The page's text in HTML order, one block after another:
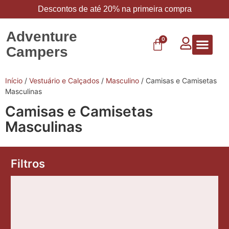
Descontos de até 20% na primeira compra
Adventure
Campers
0
Início / Vestuário e Calçados / Masculino / Camisas e Camisetas
Masculinas
Camisas e Camisetas
Masculinas
Filtros